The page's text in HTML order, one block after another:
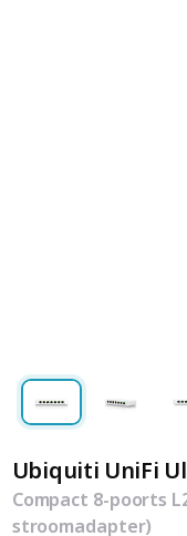
Ubiquiti UniFi
Compact 8-poorts
stroomadapter)